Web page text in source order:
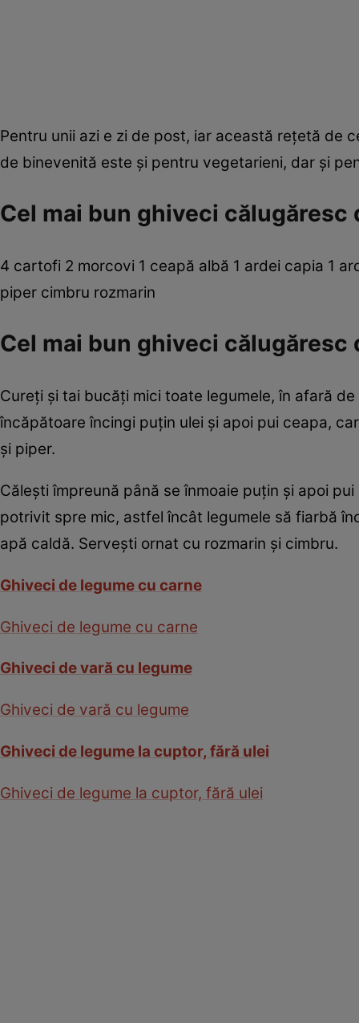
Pentru unii azi e zi de post, iar această reţetă de
de binevenită este şi pentru vegetarieni, dar şi
Cel mai bun ghiveci
4 cartofi 2 morcovi 1 ceapă albă 1 ardei capia 1
piper cimbru rozmarin
Cel mai bun ghiveci călugăresc
Cureţi şi tai bucăţi mici toate legumele, în afară
încăpătoare încingi puţin ulei şi apoi pui ceapa,
şi piper.
Căleşti împreună până se înmoaie puţin şi apoi
potrivit spre mic, astfel încât legumele să fiarbă
apă caldă. Serveşti ornat cu rozmarin şi cimbru.
Ghiveci de legume cu carne
Ghiveci de legume cu carne
Ghiveci de vară cu legume
Ghiveci de vară cu legume
Ghiveci de legume la cuptor, fără ulei
Ghiveci de legume la cuptor, fără ulei